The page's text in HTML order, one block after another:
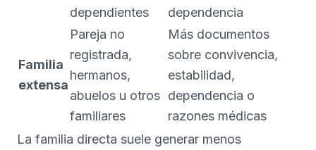
dependientes
dependencia
Familia
extensa
Pareja no
registrada,
hermanos,
abuelos u otros
familiares
Más documentos
sobre convivencia,
estabilidad,
dependencia o
razones médicas
La familia directa suele generar menos